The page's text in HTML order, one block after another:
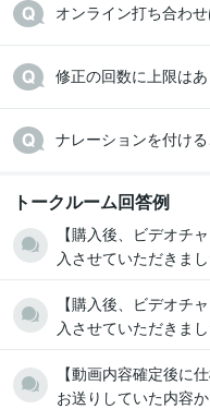
オンライン打ち合わ
修正の回数に上限は
ナレーションを付け
トークルーム回答例
【購入後、ビデオチ
入させていただきま
【購入後、ビデオチ
入させていただきま
【動画内容確定後に
お送りしていた内容